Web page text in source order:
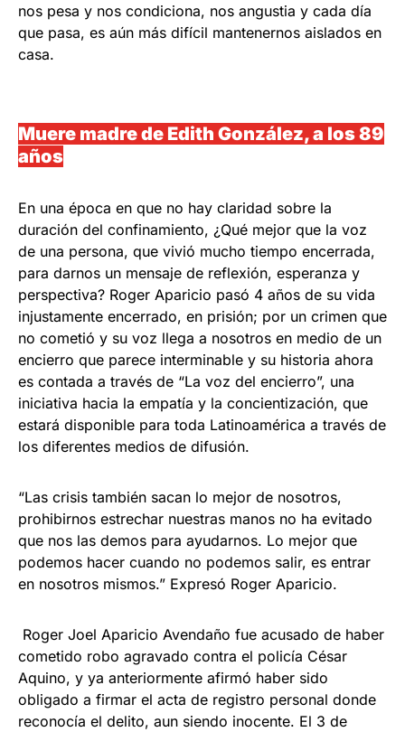
nos pesa y nos condiciona, nos angustia y cada día
que pasa, es aún más difícil mantenernos aislados en
casa.
Muere madre de Edith González, a los 89
años
En una época en que no hay claridad sobre la
duración del confinamiento, ¿Qué mejor que la voz
de una persona, que vivió mucho tiempo encerrada,
para darnos un mensaje de reflexión, esperanza y
perspectiva? Roger Aparicio pasó 4 años de su vida
injustamente encerrado, en prisión; por un crimen que
no cometió y su voz llega a nosotros en medio de un
encierro que parece interminable y su historia ahora
es contada a través de “La voz del encierro”, una
iniciativa hacia la empatía y la concientización, que
estará disponible para toda Latinoamérica a través de
los diferentes medios de difusión.
“Las crisis también sacan lo mejor de nosotros,
prohibirnos estrechar nuestras manos no ha evitado
que nos las demos para ayudarnos. Lo mejor que
podemos hacer cuando no podemos salir, es entrar
en nosotros mismos.” Expresó Roger Aparicio.
Roger Joel Aparicio Avendaño fue acusado de haber
cometido robo agravado contra el policía César
Aquino, y ya anteriormente afirmó haber sido
obligado a firmar el acta de registro personal donde
reconocía el delito, aun siendo inocente. El 3 de